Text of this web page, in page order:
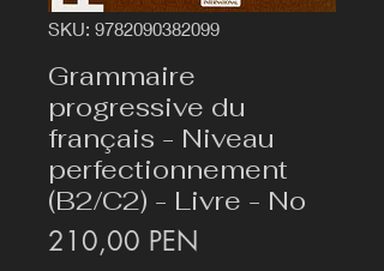
SKU: 9782090382099
Grammaire
progressive du
français - Niveau
perfectionnement
(B2/C2) - Livre - No
210,00 PEN